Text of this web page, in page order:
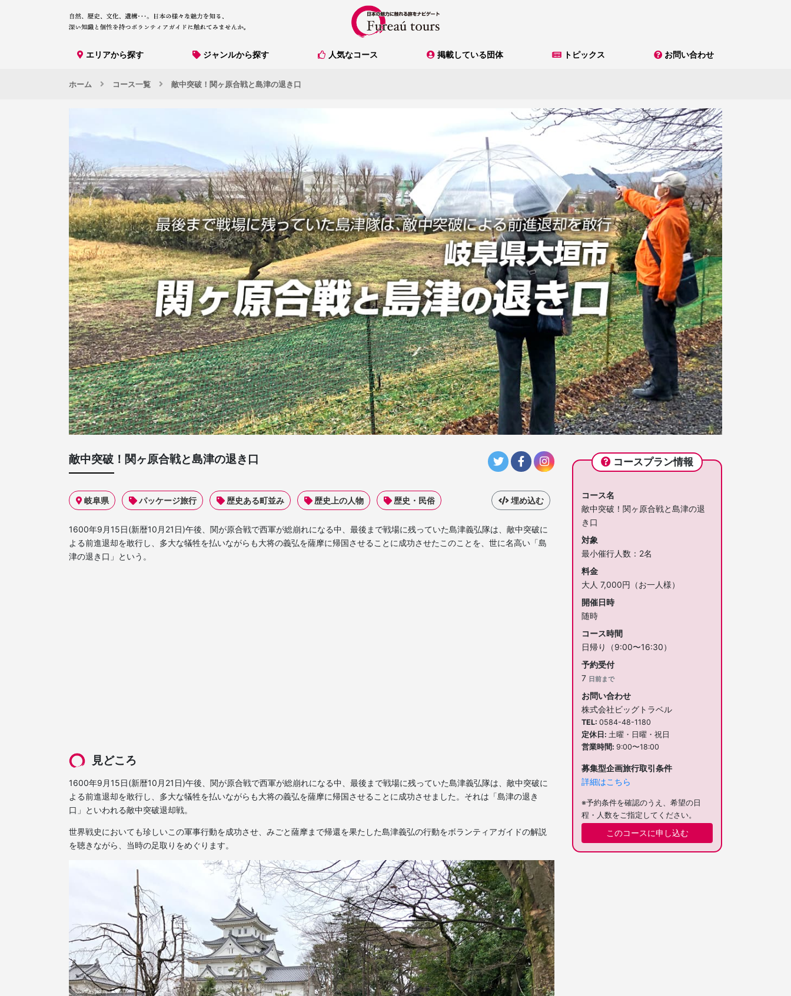
エリアから探す ジャンルから探す 人気なコース 掲載している団体 トピックス お問い合わせ
ホーム コース一覧 敵中突破！関ヶ原合戦と島津の退き口
敵中突破！関ヶ原合戦と島津の退き口
岐阜県 パッケージ旅行 歴史ある町並み 歴史上の人物 歴史・民俗 埋め込む
1600年9月15日(新暦10月21日)午後、関が原合戦で西軍が総崩れになる中、最後まで戦場に残っていた島津義弘隊は、敵中突破に
よる前進退却を敢行し、多大な犠牲を払いながらも大将の義弘を薩摩に帰国させることに成功させたこのことを、世に名高い「島
津の退き口」という。
見どころ
1600年9月15日(新暦10月21日)午後、関が原合戦で西軍が総崩れになる中、最後まで戦場に残っていた島津義弘隊は、敵中突破に
よる前進退却を敢行し、多大な犠牲を払いながらも大将の義弘を薩摩に帰国させることに成功させました。それは「島津の退き
口」といわれる敵中突破退却戦。
世界戦史においても珍しいこの軍事行動を成功させ、みごと薩摩まで帰還を果たした島津義弘の行動をボランティアガイドの解説
を聴きながら、当時の足取りをめぐります。
コースプラン情報
コース名
敵中突破！関ヶ原合戦と島津の退
き口
対象
最小催行人数：2名
料金
大人 7,000円（お一人様）
開催日時
随時
コース時間
日帰り（9:00〜16:30）
予約受付
7 日前まで
お問い合わせ
株式会社ビッグトラベル
TEL 0584-48-1180
定休日 土曜・日曜・祝日
営業時間 9:00〜18:00
募集型企画旅行取引条件
詳細はこちら
※予約条件を確認のうえ、希望の日
程・人数をご指定してください。
このコースに申し込む